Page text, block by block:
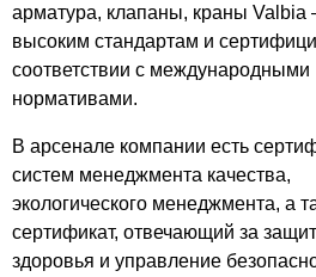
арматура, клапаны, краны Valbia
высоким стандартам и
соответствии с международными
нормативами.
В арсенале компании есть
систем менеджмента качества,
экологического менеджмента, а
сертификат, отвечающий за
здоровья и управление